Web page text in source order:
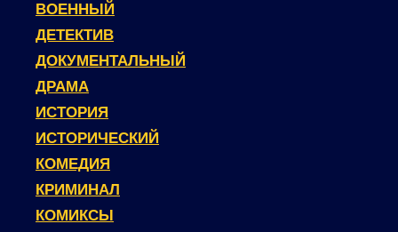
ВОЕННЫЙ
ДЕТЕКТИВ
ДОКУМЕНТАЛЬНЫЙ
ДРАМА
ИСТОРИЯ
ИСТОРИЧЕСКИЙ
КОМЕДИЯ
КРИМИНАЛ
КОМИКСЫ